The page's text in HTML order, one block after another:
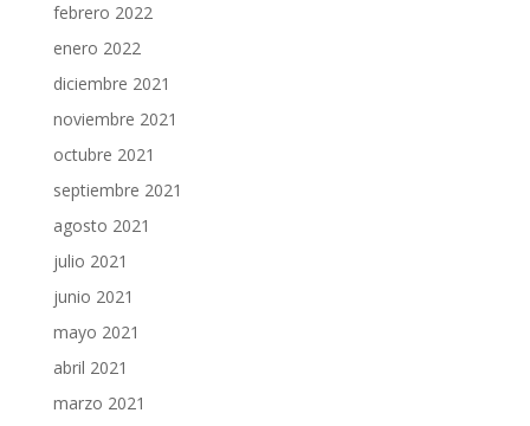
febrero 2022
enero 2022
diciembre 2021
noviembre 2021
octubre 2021
septiembre 2021
agosto 2021
julio 2021
junio 2021
mayo 2021
abril 2021
marzo 2021